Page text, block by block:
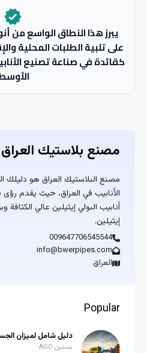
verified
يبرز هذا النطاق الواسع من
على تلبية الطلبات المحلية
كقائدة في صناعة تصنيع
مصنع بلاستيك العراق
مصنع البلاستيك العراق هو
الأنابيب في العراق، حيث يقدم
أنابيب البولي إيثيلين عالي الكثافة
إيثيلين.
009647706545544
info@bwerpipes.com
العراق
Popular
دليل شامل لميزان
سنتين AGO